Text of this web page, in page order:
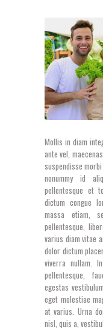
Mollis in diam
ante vel,
suspendisse
nonummy id
pellentesque et
dictum congue
massa etiam,
pellentesque,
varius diam vitae
dolor dictum
viverra nullam.
pellentesque,
egestas
eget molestiae
at varius. Urna
nisl, quis a,